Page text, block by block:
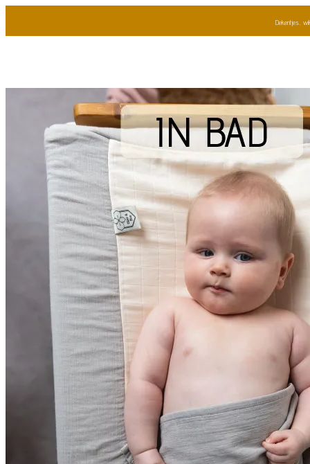
Dekentjes,